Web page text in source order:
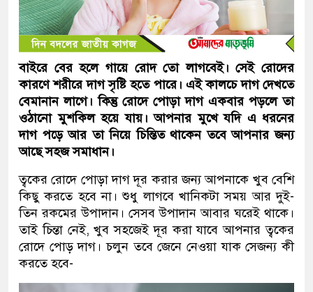
বাইরে বের হলে গায়ে রোদ তো লাগবেই। সেই রোদের
কারণে শরীরে দাগ সৃষ্টি হতে পারে। এই কালচে দাগ দেখতে
বেমানান লাগে। কিন্তু রোদে পোড়া দাগ একবার পড়লে তা
ওঠানো মুশকিল হয়ে যায়। আপনার মুখে যদি এ ধরনের
দাগ পড়ে আর তা নিয়ে চিন্তিত থাকেন তবে আপনার জন্য
আছে সহজ সমাধান।
ত্বকের রোদে পোড়া দাগ দূর করার জন্য আপনাকে খুব বেশি
কিছু করতে হবে না। শুধু লাগবে খানিকটা সময় আর দুই-
তিন রকমের উপাদান। সেসব উপাদান আবার ঘরেই থাকে।
তাই চিন্তা নেই, খুব সহজেই দূর করা যাবে আপনার ত্বকের
রোদে পোড় দাগ। চলুন তবে জেনে নেওয়া যাক সেজন্য কী
করতে হবে-